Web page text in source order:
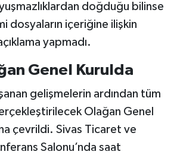
doğduğu bilinse
dosyaların içeriğine ilişkin
yapmadı.
Genel Kurulda
gelişmelerin ardından tüm
Olağan Genel
çevrildi. Sivas Ticaret ve
Salonu’nda saat